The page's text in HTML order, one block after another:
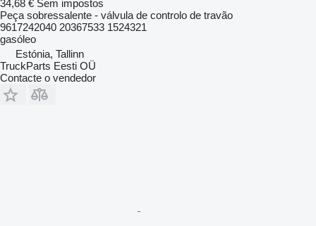
34,68 € Sem impostos
Peça sobressalente - válvula de controlo de travão
9617242040 20367533 1524321
gasóleo
Estónia, Tallinn
TruckParts Eesti OÜ
Contacte o vendedor